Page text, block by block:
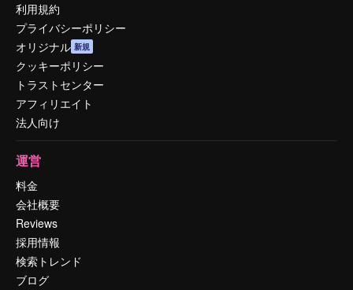
利用規約
プライバシーポリシー
オリジナル 新規
クッキーポリシー
トラストセンター
アフィリエイト
法人向け
運営
料金
会社概要
Reviews
採用情報
検索トレンド
ブログ